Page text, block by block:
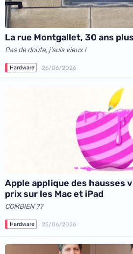
La rue Montgallet, 30 ans
Pas de doute, j’suis vieux !
Hardware 26/06/2026
Apple applique des hausses
prix sur les Mac et iPad
COMBIEN ??
Hardware 25/06/2026